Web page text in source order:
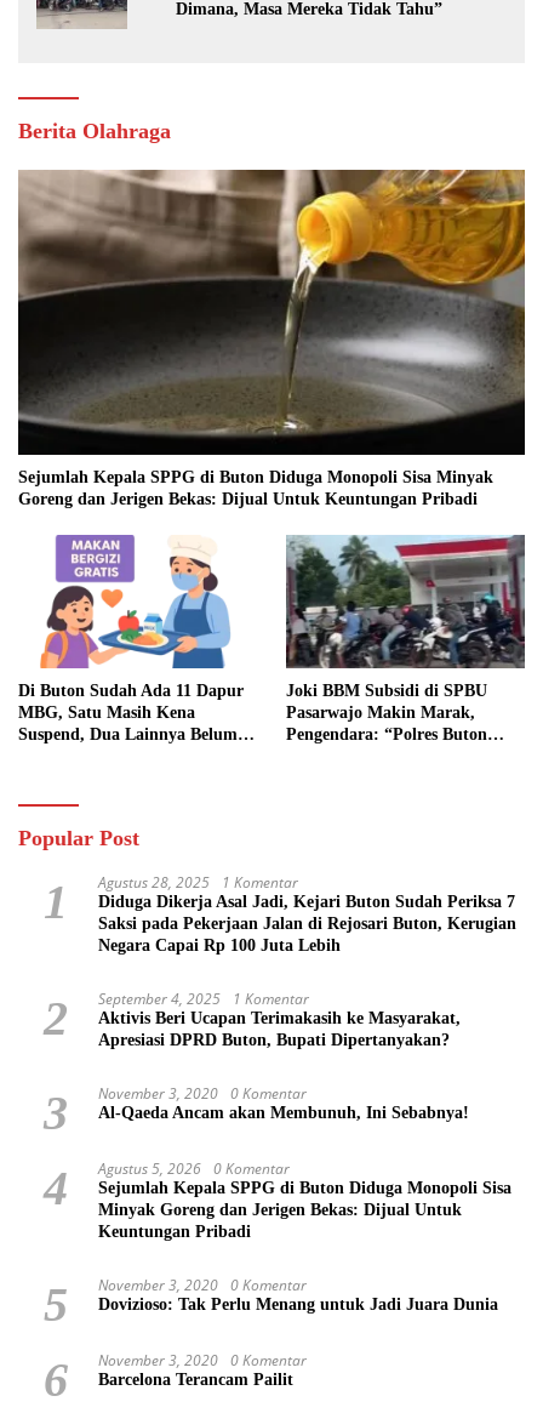
Dimana, Masa Mereka Tidak Tahu”
Berita Olahraga
Sejumlah Kepala SPPG di Buton Diduga Monopoli Sisa Minyak
Goreng dan Jerigen Bekas: Dijual Untuk Keuntungan Pribadi
Di Buton Sudah Ada 11 Dapur
MBG, Satu Masih Kena
Suspend, Dua Lainnya Belum
Joki BBM Subsidi di SPBU
Pasarwajo Makin Marak,
Pengendara: “Polres Buton
Popular Post
1 Agustus 28, 2025 1 Komentar
Diduga Dikerja Asal Jadi, Kejari Buton Sudah Periksa 7
Saksi pada Pekerjaan Jalan di Rejosari Buton, Kerugian
Negara Capai Rp 100 Juta Lebih
2 September 4, 2025 1 Komentar
Aktivis Beri Ucapan Terimakasih ke Masyarakat,
Apresiasi DPRD Buton, Bupati Dipertanyakan?
3 November 3, 2020 0 Komentar
Al-Qaeda Ancam akan Membunuh, Ini Sebabnya!
4 Agustus 5, 2026 0 Komentar
Sejumlah Kepala SPPG di Buton Diduga Monopoli Sisa
Minyak Goreng dan Jerigen Bekas: Dijual Untuk
Keuntungan Pribadi
5 November 3, 2020 0 Komentar
Dovizioso: Tak Perlu Menang untuk Jadi Juara Dunia
6 November 3, 2020 0 Komentar
Barcelona Terancam Pailit